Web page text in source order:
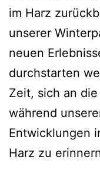
im Harz
unserer
neuen
durchstarten
Zeit, sich an
während
Entwicklungen
Harz zu